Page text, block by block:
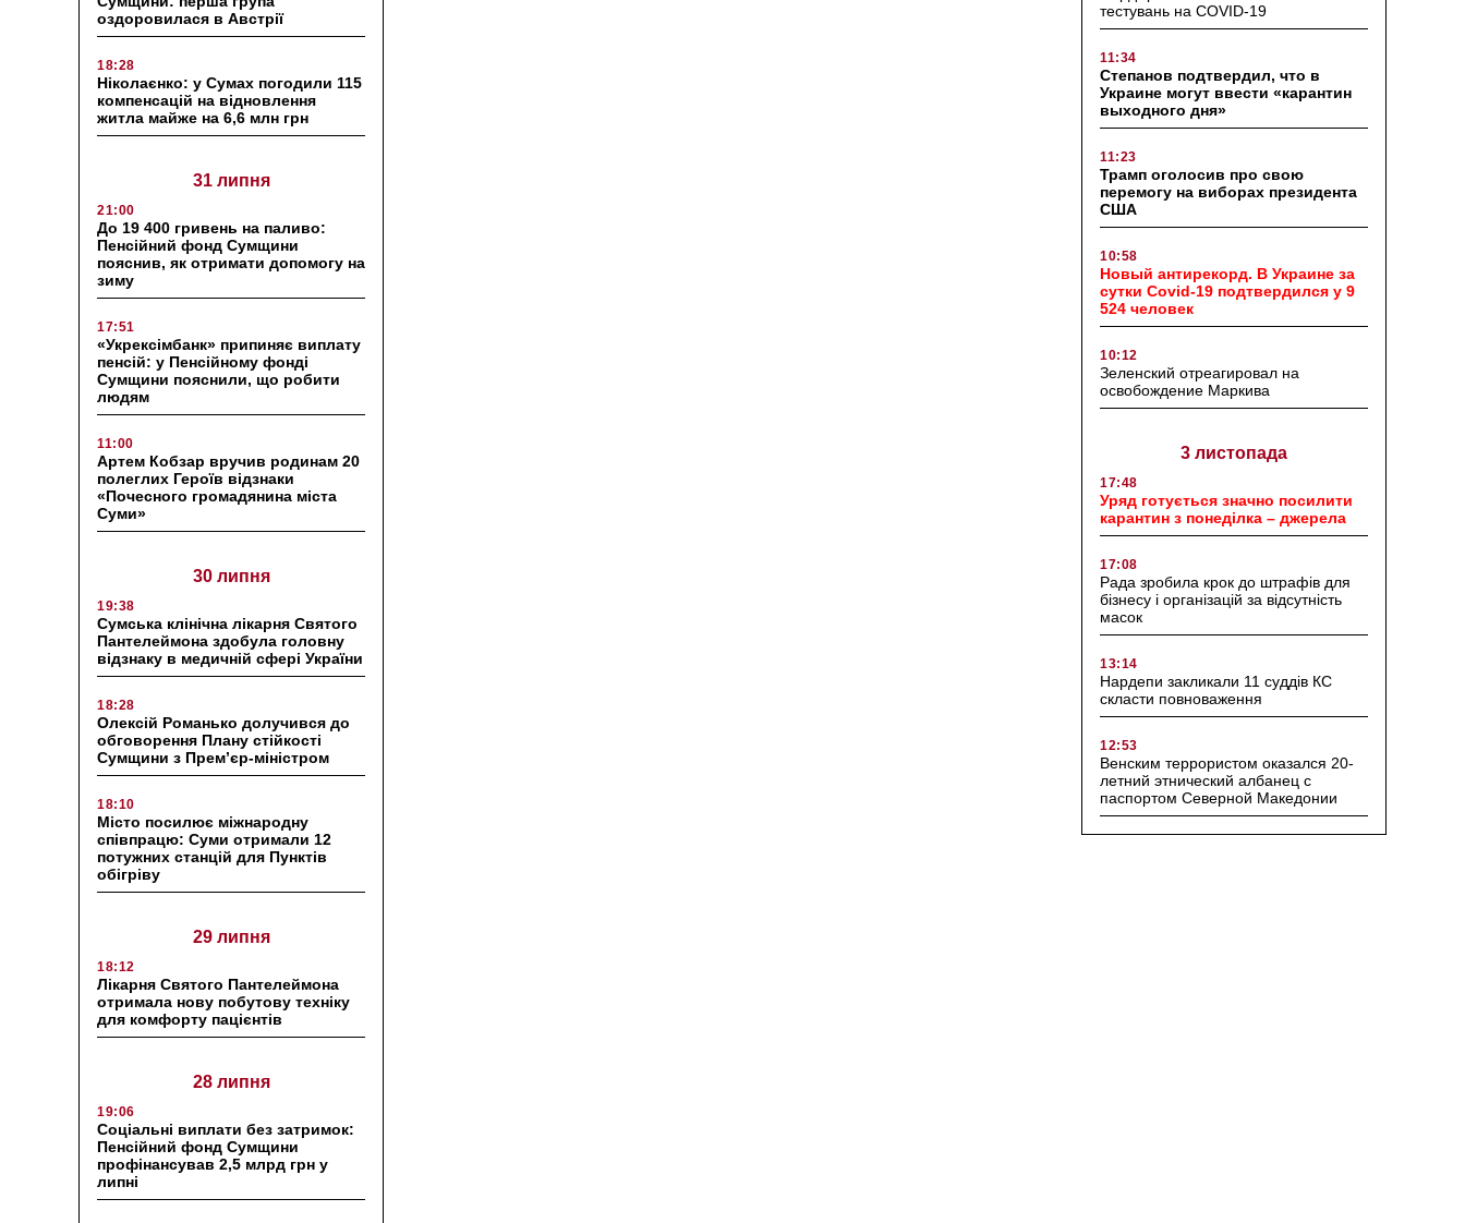
оздоровилася в Австрії
18:28
Ніколаєнко: у Сумах погодили 115
компенсацій на відновлення
житла майже на 6,6 млн грн
31 липня
21:00
До 19 400 гривень на паливо:
Пенсійний фонд Сумщини
пояснив, як отримати допомогу на
зиму
17:51
«Укрексімбанк» припиняє виплату
пенсій: у Пенсійному фонді
Сумщини пояснили, що робити
людям
11:00
Артем Кобзар вручив родинам 20
полеглих Героїв відзнаки
«Почесного громадянина міста
Суми»
30 липня
19:38
Сумська клінічна лікарня Святого
Пантелеймона здобула головну
відзнаку в медичній сфері України
18:28
Олексій Романько долучився до
обговорення Плану стійкості
Сумщини з Прем’єр-міністром
18:10
Місто посилює міжнародну
співпрацю: Суми отримали 12
потужних станцій для Пунктів
обігріву
29 липня
18:12
Лікарня Святого Пантелеймона
отримала нову побутову техніку
для комфорту пацієнтів
28 липня
19:06
Соціальні виплати без затримок:
Пенсійний фонд Сумщини
профінансував 2,5 млрд грн у
липні
тестувань на COVID-19
11:34
Степанов подтвердил, что в
Украине могут ввести «карантин
выходного дня»
11:23
Трамп оголосив про свою
перемогу на виборах президента
США
10:58
Новый антирекорд. В Украине за
сутки Covid-19 подтвердился у 9
524 человек
10:12
Зеленский отреагировал на
освобождение Маркива
3 листопада
17:48
Уряд готується значно посилити
карантин з понеділка – джерела
17:08
Рада зробила крок до штрафів для
бізнесу і організацій за відсутність
масок
13:14
Нардепи закликали 11 суддів КС
скласти повноваження
12:53
Венским террористом оказался 20-
летний этнический албанец с
паспортом Северной Македонии